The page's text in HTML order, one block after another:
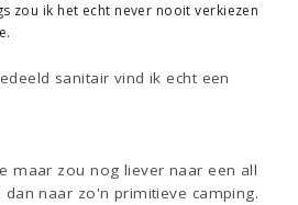
zou ik het echt never nooit verkiezen
sanitair vind ik echt een
maar zou nog liever naar een all
naar zo'n primitieve camping.